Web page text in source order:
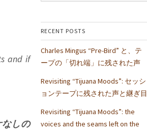
and if
なしの
RECENT POSTS
Charles Mingus “Pre-Bird” と、テ
ープの「切れ端」に残された声
Revisiting “Tijuana Moods”: セッシ
ョンテープに残された声と継ぎ目
Revisiting “Tijuana Moods”: the
voices and the seams left on the